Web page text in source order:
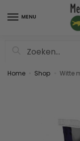
MENU
Home Shop Witte